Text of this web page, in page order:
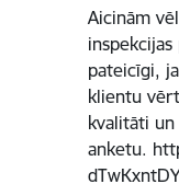
Aicinām
pateicīgi,
klientu
kvalitāti
anketu.